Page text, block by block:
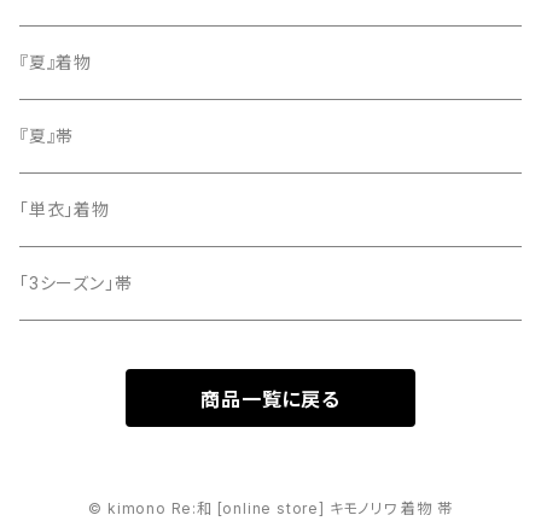
小紋
留袖
『夏』着物
『夏』帯
「単衣」着物
「3シーズン」帯
商品一覧に戻る
© kimono Re:和 [online store] キモノリワ 着物 帯